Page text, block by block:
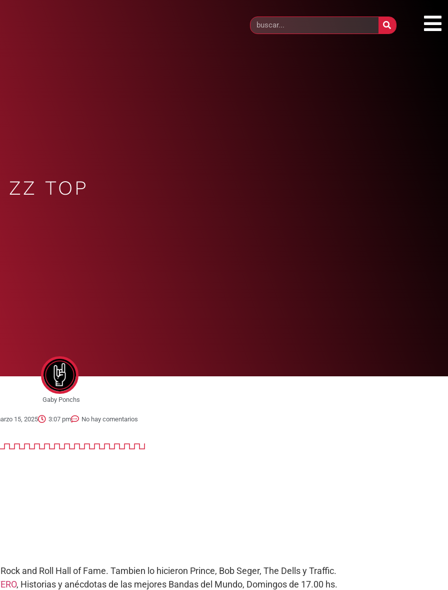
ZZ TOP
Gaby Ponchs
15, 2025 3:07 pm No hay comentarios
and Roll Hall of Fame. Tambien lo hicieron Prince, Bob Seger, The Dells y Traffic.
, Historias y anécdotas de las mejores Bandas del Mundo, Domingos de 17.00 hs.